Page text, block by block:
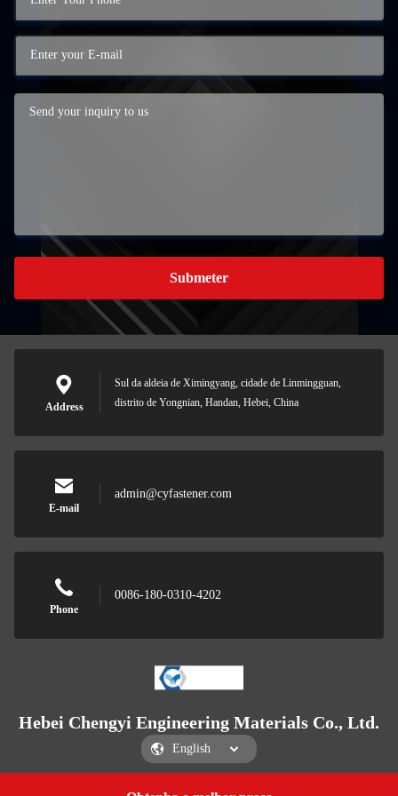
Submeter
Address
Sul da aldeia de Ximingyang, cidade de Linmingguan,
distrito de Yongnian, Handan, Hebei, China
E-mail
admin@cyfastener.com
Phone
0086-180-0310-4202
Hebei Chengyi Engineering Materials Co., Ltd.